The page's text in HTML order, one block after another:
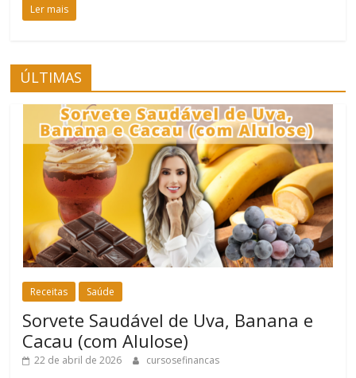
Ler mais
ÚLTIMAS
Receitas Saúde
Sorvete Saudável de Uva, Banana e
Cacau (com Alulose)
22 de abril de 2026 cursosefinancas